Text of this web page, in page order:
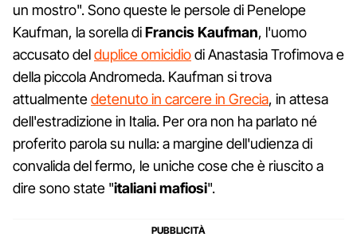
un mostro". Sono queste le persole di Penelope
Kaufman, la sorella diFrancis Kaufman, l'uomo
accusato delduplice omicidiodi Anastasia Trofimova e
della piccola Andromeda. Kaufman si trova
attualmentedetenuto in carcere in Grecia, in attesa
dell'estradizione in Italia. Per ora non ha parlato né
proferito parola su nulla: a margine dell'udienza di
convalida del fermo, le uniche cose che è riuscito a
dire sono state "italiani mafiosi".